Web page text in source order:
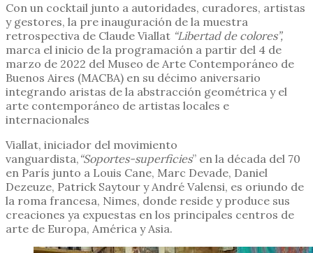
Con un cocktail junto a autoridades, curadores, artistas
y gestores, la pre inauguración de la muestra
retrospectiva de Claude Viallat “Libertad de colores”,
marca el inicio de la programación a partir del 4 de
marzo de 2022 del Museo de Arte Contemporáneo de
Buenos Aires (MACBA) en su décimo aniversario
integrando aristas de la abstracción geométrica y el
arte contemporáneo de artistas locales e
internacionales
Viallat, iniciador del movimiento
vanguardista, “Soportes-superficies” en la década del 70
en París junto a Louis Cane, Marc Devade, Daniel
Dezeuze, Patrick Saytour y André Valensi, es oriundo de
la roma francesa, Nimes, donde reside y produce sus
creaciones ya expuestas en los principales centros de
arte de Europa, América y Asia.